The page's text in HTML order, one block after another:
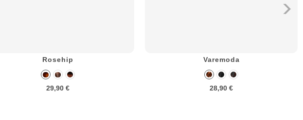
Rosehip
29,90 €
Varemoda
28,90 €